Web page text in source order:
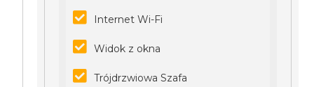
Internet Wi-Fi
Widok z okna
Trójdrzwiowa Szafa